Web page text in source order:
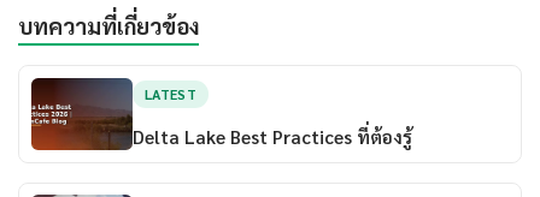
บทความที่เกี่ยวข้อง
LATEST
Delta Lake Best Practices ที่ต้องรู้